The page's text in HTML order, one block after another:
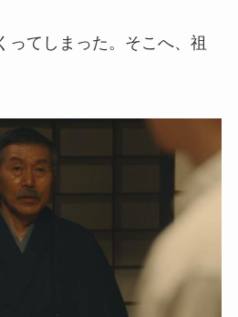
ってしまった。そこへ、祖